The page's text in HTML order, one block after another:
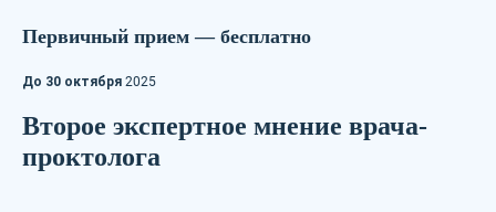
Первичный прием — бесплатно
До 30 октября 2025
Второе экспертное мнение врача-
проктолога